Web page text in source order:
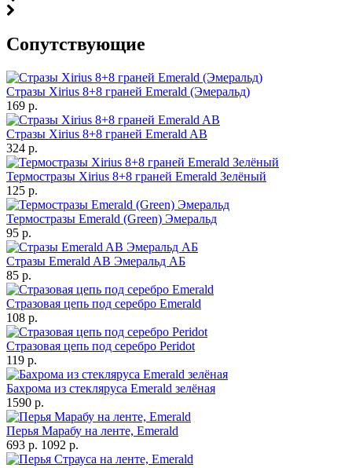
Cопутствующие
Стразы Xirius 8+8 граней Emerald (Эмеральд)
169 р.
Стразы Xirius 8+8 граней Emerald AB
324 р.
Термостразы Xirius 8+8 граней Emerald Зелёный
125 р.
Термостразы Emerald (Green) Эмеральд
95 р.
Стразы Emerald AB Эмеральд АБ
85 р.
Стразовая цепь под серебро Emerald
108 р.
Стразовая цепь под серебро Peridot
119 р.
Бахрома из стекляруса Emerald зелёная
1590 р.
Перья Марабу на ленте, Emerald
693 р. 1092 р.